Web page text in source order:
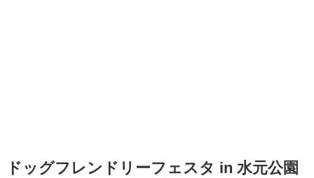
ドッグフレンドリーフェスタ in 水元公園